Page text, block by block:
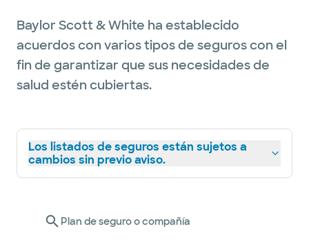
Baylor Scott & White ha establecido
acuerdos con varios tipos de seguros con el
fin de garantizar que sus necesidades de
salud estén cubiertas.
Los listados de seguros están sujetos a
cambios sin previo aviso.
Plan de seguro o compañía